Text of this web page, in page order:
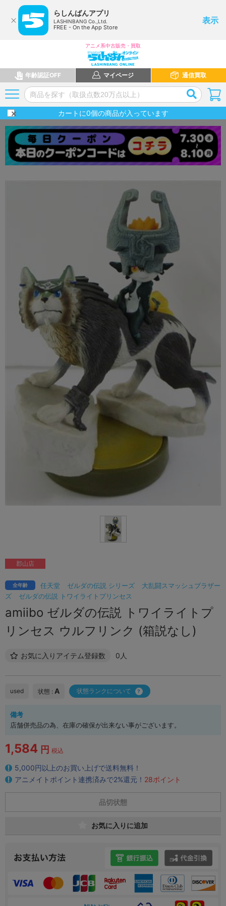
らしんばんアプリ
LASHINBANG Co.,Ltd.
FREE - On the App Store
表示
アニメ系中古販売・買取
年齢認証OFF マイページ 通信買取
カートに0個の商品が入っています
任天堂 ゼルダの伝説 シリーズ
大乱闘スマッシュブラザー
ズ
ゼルダの伝説 トワイライトプリンセス
全年齢
amiibo ゼルダの伝説 トワイライトプ
リンセス ウルフリンク (箱説なし)
お気に入りアイテム登録数 0人
郡山店
used 状態 : A 状態ランクについて
備考
店舗併売品の為、在庫の確保が出来ない事がございます。
1,584 円 税込
5,000円以上のお買い上げで送料無料！
アニメイトポイント連携済みで2%還元！ 28ポイント
品切状態
お気に入りに追加